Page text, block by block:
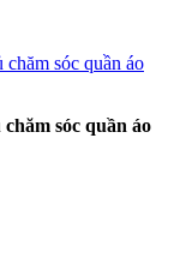
sóc quần áo